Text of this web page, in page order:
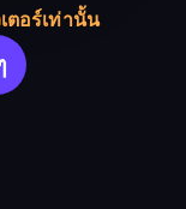
ตอร์เท่านั้น